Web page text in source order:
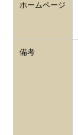
ホームページ
備考